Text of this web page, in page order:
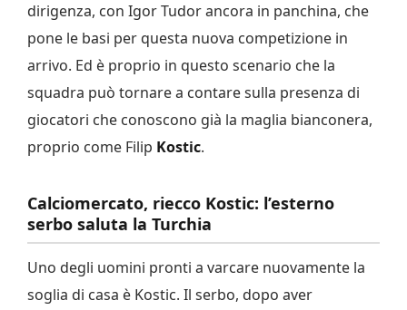
dirigenza, con Igor Tudor ancora in panchina, che
pone le basi per questa nuova competizione in
arrivo. Ed è proprio in questo scenario che la
squadra può tornare a contare sulla presenza di
giocatori che conoscono già la maglia bianconera,
proprio come Filip Kostic.
Calciomercato, riecco Kostic: l’esterno
serbo saluta la Turchia
Uno degli uomini pronti a varcare nuovamente la
soglia di casa è Kostic. Il serbo, dopo aver